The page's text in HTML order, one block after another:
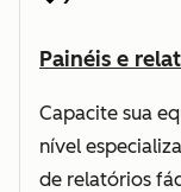
Painéis e
Capacite sua
nível
de relatórios